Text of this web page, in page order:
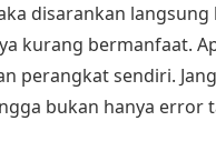
disarankan
kurang bermanfaat.
perangkat sendiri.
bukan hanya error